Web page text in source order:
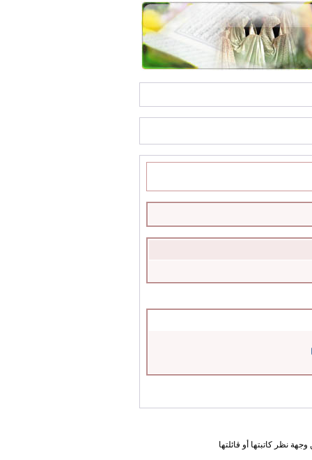
نظر كاتبتها أو قائلتها